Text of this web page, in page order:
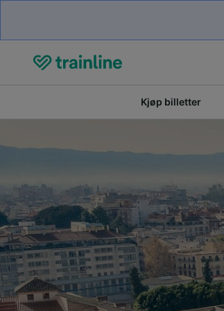
Kjøp billetter